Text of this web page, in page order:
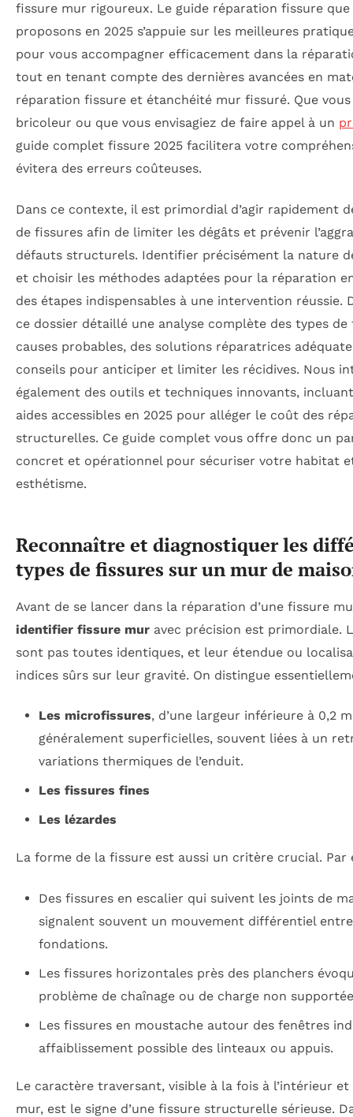
fissure mur rigoureux. Le guide réparation fissure que
proposons en 2025 s’appuie sur les meilleures
pour vous accompagner efficacement dans la
tout en tenant compte des dernières avancées en
réparation fissure et étanchéité mur fissuré. Que vous
bricoleur ou que vous envisagiez de faire appel à un
guide complet fissure 2025 facilitera votre
évitera des erreurs coûteuses.
Dans ce contexte, il est primordial d’agir rapidement
de fissures afin de limiter les dégâts et prévenir
défauts structurels. Identifier précisément la nature
et choisir les méthodes adaptées pour la réparation
des étapes indispensables à une intervention réussie.
ce dossier détaillé une analyse complète des types de
causes probables, des solutions réparatrices
conseils pour anticiper et limiter les récidives. Nous
également des outils et techniques innovants,
aides accessibles en 2025 pour alléger le coût des
structurelles. Ce guide complet vous offre donc un
concret et opérationnel pour sécuriser votre habitat
esthétisme.
Reconnaître et diagnostiquer les
types de fissures sur un mur de
Avant de se lancer dans la réparation d’une fissure
identifier fissure mur avec précision est primordiale.
sont pas toutes identiques, et leur étendue ou
indices sûrs sur leur gravité. On distingue
Les microfissures, d’une largeur inférieure à 0,2
généralement superficielles, souvent liées à un
variations thermiques de l’enduit.
Les fissures fines
Les lézardes
La forme de la fissure est aussi un critère crucial. Par
Des fissures en escalier qui suivent les joints de
signalent souvent un mouvement différentiel
fondations.
Les fissures horizontales près des planchers
problème de chaînage ou de charge non
Les fissures en moustache autour des fenêtres
affaiblissement possible des linteaux ou appuis.
Le caractère traversant, visible à la fois à l’intérieur et
mur, est le signe d’une fissure structurelle sérieuse.